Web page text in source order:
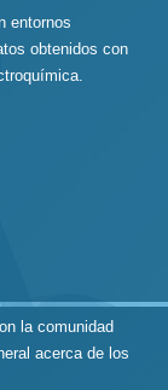
entornos
obtenidos con
la comunidad
acerca de los